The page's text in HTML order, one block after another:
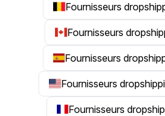
Fournisseurs
Fournisseurs
Fournisseurs
Fournisseurs
Fournisseurs